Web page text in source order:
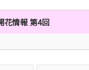
花情報 第4回